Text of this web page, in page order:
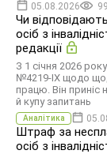
05.08.2026 99
Чи
осіб з
редакції
З 1 січня 2026
№4219-IX щодо
працю. Він приніс
й купу запитань
Аналітика
Штраф за
осіб з